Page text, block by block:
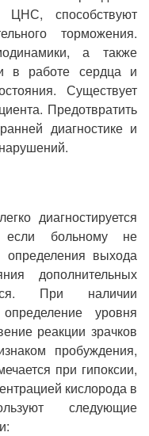
ЦНС, способствуют
торможения.
а также
в работе сердца и
Существует
Предотвратить
диагностике и
диагностируется
если больному не
определения выхода
дополнительных
При наличии
уровня
реакции зрачков
пробуждения,
при гипоксии,
кислорода в
следующие